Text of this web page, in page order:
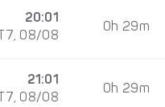
20:01
T7, 08/08
0h 29m
21:01
T7, 08/08
0h 29m